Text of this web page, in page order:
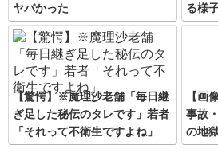
ヤバかった
る様
【驚愕】※魔理沙老舗「毎日継
ぎ足した秘伝のタレです」若者
「それって不衛生ですよね」
【画
事故
の地